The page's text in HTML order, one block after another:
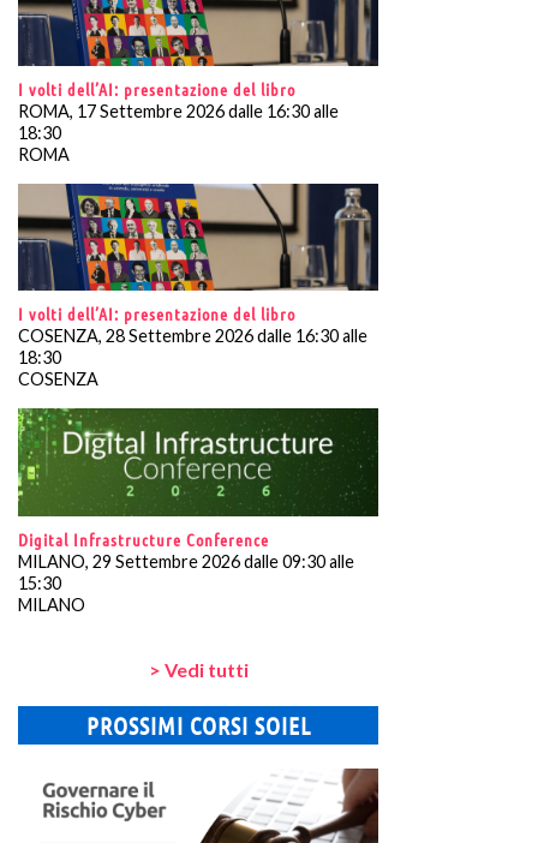
I volti dell’AI: presentazione del libro
ROMA, 17 Settembre 2026 dalle 16:30 alle
18:30
ROMA
I volti dell’AI: presentazione del libro
COSENZA, 28 Settembre 2026 dalle 16:30 alle
18:30
COSENZA
Digital Infrastructure Conference
MILANO, 29 Settembre 2026 dalle 09:30 alle
15:30
MILANO
> Vedi tutti
PROSSIMI CORSI SOIEL